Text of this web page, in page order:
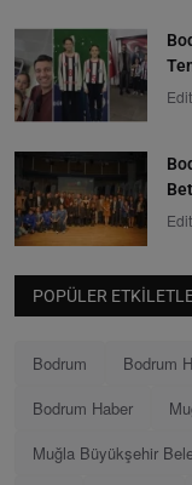
POPÜLER
Bodrum Bodrum
Bodrum Haber
Muğla Büyükşehir